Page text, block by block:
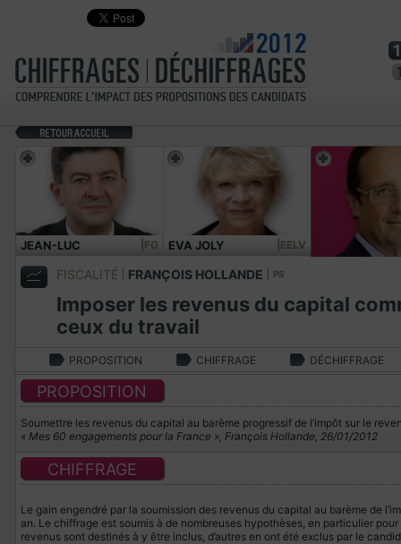
JEAN-LUC
MÉLENCHON
|FG EVA JOLY |EELV
FISCALITÉ FRANÇOIS HOLLANDE PS
Imposer les revenus du capital
ceux du travail
PROPOSITION CHIFFRAGE DÉCHIFFRAGE
PROPOSITION
Soumettre les revenus du capital au barème progressif de l’impôt sur le
« Mes 60 engagements pour la France », François Hollande, 26/01/2012
CHIFFRAGE
Le gain engendré par la soumission des revenus du capital au barème de
an. Le chiffrage est soumis à de nombreuses hypothèses, en particulier
revenus sont destinés à y être inclus, d’autres en ont été exclus par le